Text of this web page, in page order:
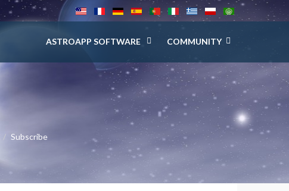
ASTROAPP SOFTWARE COMMUNITY
Subscribe